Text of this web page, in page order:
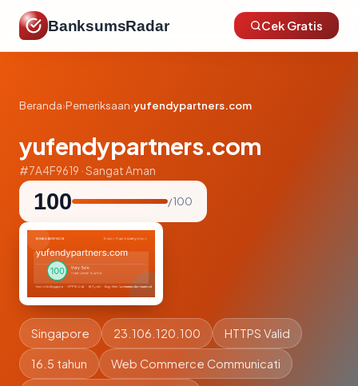
BanksumsRadar Cek Gratis
Beranda›Pemeriksaan›yufendypartners.com
yufendypartners.com
#7A4F9619 · Sangat Aman
100 / 100
Singapore 23.106.120.100 HTTPS Valid
16.5 tahun Web Commerce Communicati